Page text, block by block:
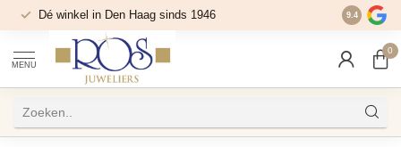
Dé winkel in Den Haag sinds 1946 9.4
MENU
0